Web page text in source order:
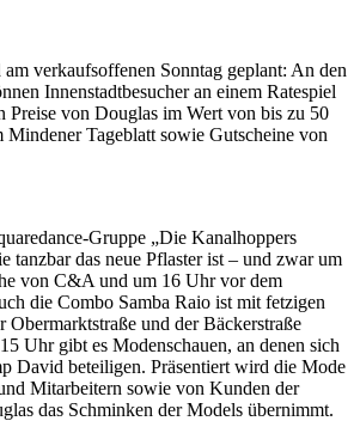
verkaufsoffenen Sonntag geplant: An den
Innenstadtbesucher an einem Ratespiel
Preise von Douglas im Wert von bis zu 50
Tageblatt sowie Gutscheine von
Gruppe „Die Kanalhoppers
tanzbar das neue Pflaster ist – und zwar um
von C&A und um 16 Uhr vor dem
die Combo Samba Raio ist mit fetzigen
Obermarktstraße und der Bäckerstraße
Uhr gibt es Modenschauen, an denen sich
David beteiligen. Präsentiert wird die Mode
Mitarbeitern sowie von Kunden der
das Schminken der Models übernimmt.